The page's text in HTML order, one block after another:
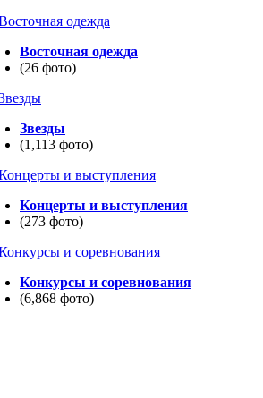
Восточная одежда
(26 фото)
Звезды
(1,113 фото)
Концерты и выступления
(273 фото)
Конкурсы и соревнования
(6,868 фото)